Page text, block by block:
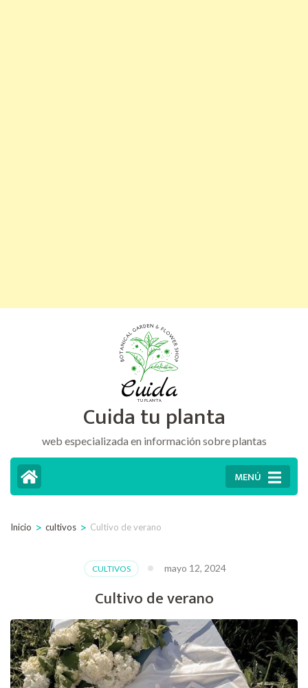
Intro)
Cuida tu planta
web especializada en información sobre plantas
MENÚ
Inicio > cultivos > Cultivo de verano
CULTIVOS mayo 12, 2024
Cultivo de verano